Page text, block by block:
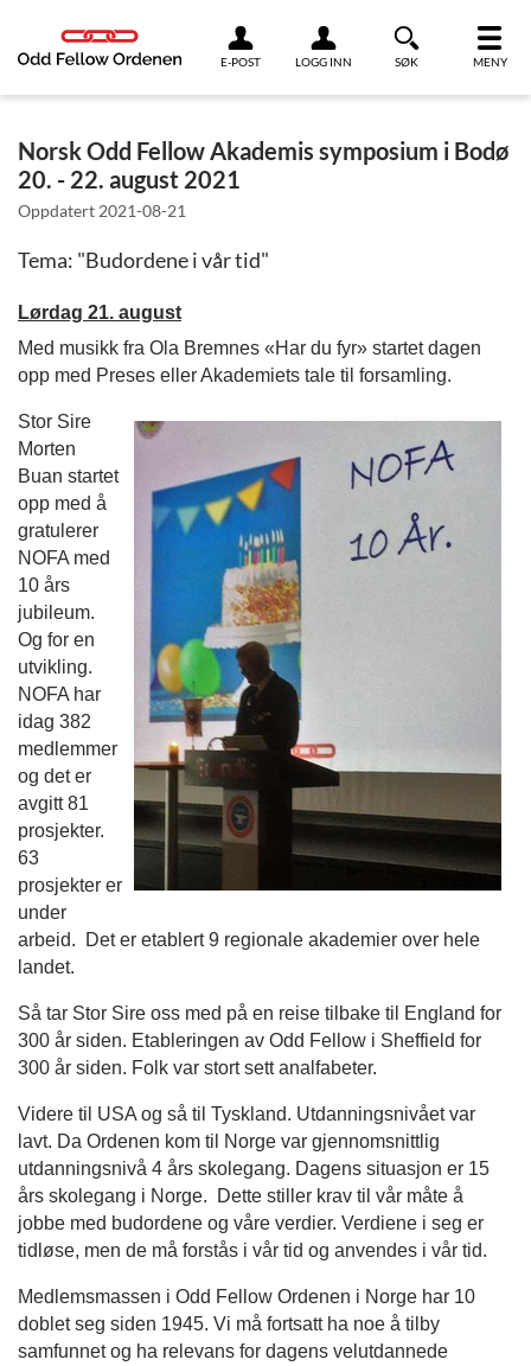
E-POST LOGG INN SØK MENY
Norsk Odd Fellow Akademis symposium i Bodø
20. - 22. august 2021
Oppdatert 2021-08-21
Tema: "Budordene i vår tid"
Lørdag 21. august
Med musikk fra Ola Bremnes «Har du fyr» startet dagen
opp med Preses eller Akademiets tale til forsamling.
Stor Sire
Morten
Buan startet
opp med å
gratulerer
NOFA med
10 års
jubileum.
Og for en
utvikling.
NOFA har
idag 382
medlemmer
og det er
avgitt 81
prosjekter.
63
prosjekter er
under
arbeid. Det er etablert 9 regionale akademier over hele
landet.
Så tar Stor Sire oss med på en reise tilbake til England for
300 år siden. Etableringen av Odd Fellow i Sheffield for
300 år siden. Folk var stort sett analfabeter.
Videre til USA og så til Tyskland. Utdanningsnivået var
lavt. Da Ordenen kom til Norge var gjennomsnittlig
utdanningsnivå 4 års skolegang. Dagens situasjon er 15
års skolegang i Norge. Dette stiller krav til vår måte å
jobbe med budordene og våre verdier. Verdiene i seg er
tidløse, men de må forstås i vår tid og anvendes i vår tid.
Medlemsmassen i Odd Fellow Ordenen i Norge har 10
doblet seg siden 1945. Vi må fortsatt ha noe å tilby
samfunnet og ha relevans for dagens velutdannede